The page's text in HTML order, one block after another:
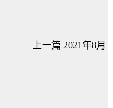
上一篇 2021年8月